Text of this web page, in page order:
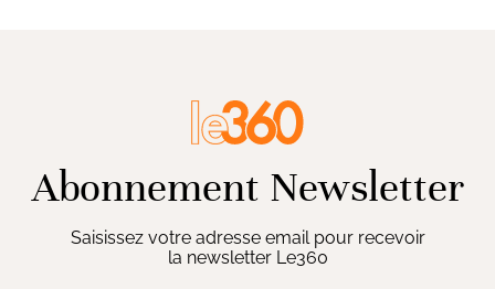
Abonnement Newsletter
Saisissez votre adresse email pour recevoir
la newsletter Le360